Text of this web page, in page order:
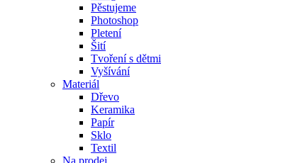
Pěstujeme
Photoshop
Pletení
Šití
Tvoření s dětmi
Vyšívání
Materiál
Dřevo
Keramika
Papír
Sklo
Textil